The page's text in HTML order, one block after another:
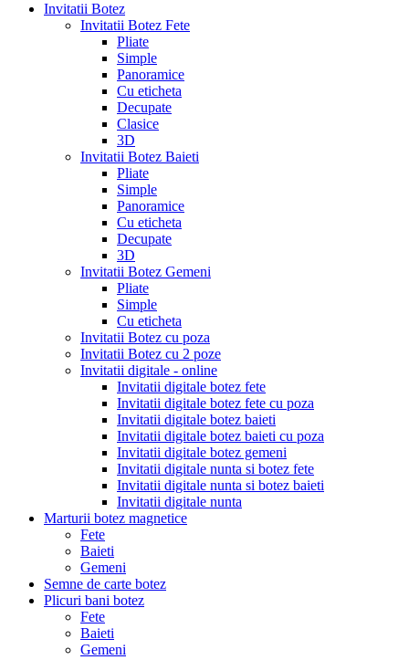
Invitatii Botez
Invitatii Botez Fete
Pliate
Simple
Panoramice
Cu eticheta
Decupate
Clasice
3D
Invitatii Botez Baieti
Pliate
Simple
Panoramice
Cu eticheta
Decupate
3D
Invitatii Botez Gemeni
Pliate
Simple
Cu eticheta
Invitatii Botez cu poza
Invitatii Botez cu 2 poze
Invitatii digitale - online
Invitatii digitale botez fete
Invitatii digitale botez fete cu poza
Invitatii digitale botez baieti
Invitatii digitale botez baieti cu poza
Invitatii digitale botez gemeni
Invitatii digitale nunta si botez fete
Invitatii digitale nunta si botez baieti
Invitatii digitale nunta
Marturii botez magnetice
Fete
Baieti
Gemeni
Semne de carte botez
Plicuri bani botez
Fete
Baieti
Gemeni